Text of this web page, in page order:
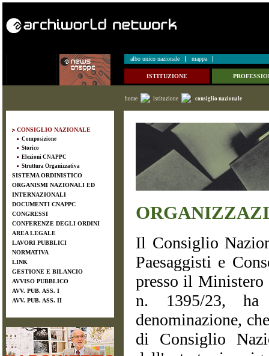
albo unico nazionale mappa
ISTITUZIONE
home istituzione consiglio nazionale
CONSIGLIO NAZIONALE
Composizione
Storico
Elezioni CNAPPC
Struttura Organizzativa
SISTEMA ORDINISTICO
ORGANISMI NAZIONALI ED
INTERNAZIONALI
DOCUMENTI CNAPPC
CONGRESSI
CONFERENZE DEGLI ORDINI
AREA LEGALE
LAVORI PUBBLICI
NORMATIVA
LINK
GESTIONE E BILANCIO
AVVISO PUBBLICO
AVV. PUB. ASS. I
AVV. PUB. ASS. II
Il Consiglio
Paesaggisti e
presso il Ministero
n. 1395/23, ha
denominazione,
di Consiglio